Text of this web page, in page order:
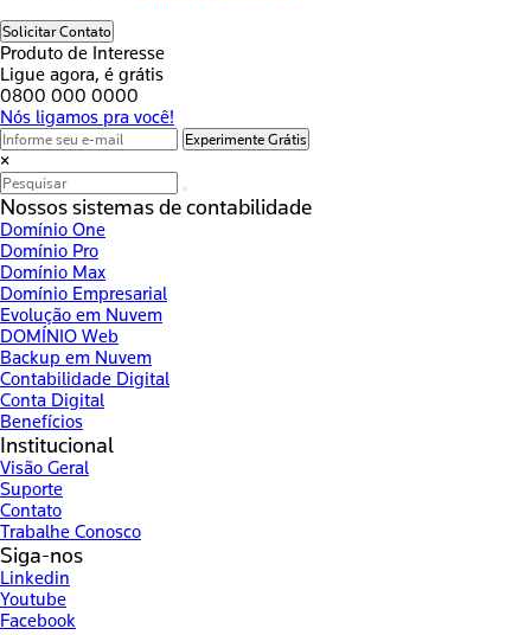
Solicitar Contato
Produto de Interesse
Ligue agora, é grátis
0800 000 0000
Nós ligamos pra você!
Experimente Grátis
×
Nossos sistemas de contabilidade
Domínio One
Domínio Pro
Domínio Max
Domínio Empresarial
Evolução em Nuvem
DOMÍNIO Web
Backup em Nuvem
Contabilidade Digital
Conta Digital
Benefícios
Institucional
Visão Geral
Suporte
Contato
Trabalhe Conosco
Siga-nos
Linkedin
Youtube
Facebook